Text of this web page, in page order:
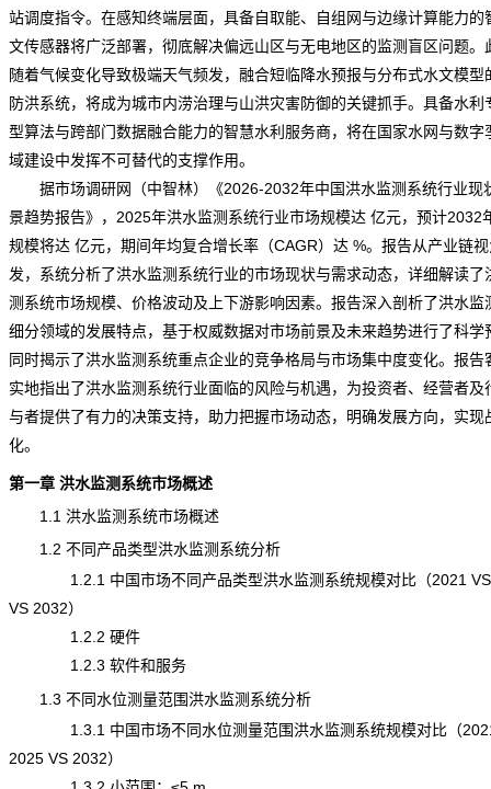
站调度指令。在感知终端层面，具备自取能、自组网与边缘计算能力的
文传感器将广泛部署，彻底解决偏远山区与无电地区的监测盲区问题。
随着气候变化导致极端天气频发，融合短临降水预报与分布式水文模型
防洪系统，将成为城市内涝治理与山洪灾害防御的关键抓手。具备水利
型算法与跨部门数据融合能力的智慧水利服务商，将在国家水网与数字
域建设中发挥不可替代的支撑作用。
据市场调研网（中智林）《2026-2032年中国洪水监测系统行业现
景趋势报告》，2025年洪水监测系统行业市场规模达 亿元，预计2032
规模将达 亿元，期间年均复合增长率（CAGR）达 %。报告从产业链
发，系统分析了洪水监测系统行业的市场现状与需求动态，详细解读了
测系统市场规模、价格波动及上下游影响因素。报告深入剖析了洪水监
细分领域的发展特点，基于权威数据对市场前景及未来趋势进行了科学
同时揭示了洪水监测系统重点企业的竞争格局与市场集中度变化。报告
实地指出了洪水监测系统行业面临的风险与机遇，为投资者、经营者及
与者提供了有力的决策支持，助力把握市场动态，明确发展方向，实现
化。
第一章 洪水监测系统市场概述
1.1 洪水监测系统市场概述
1.2 不同产品类型洪水监测系统分析
1.2.1 中国市场不同产品类型洪水监测系统规模对比（2021 VS
VS 2032）
1.2.2 硬件
1.2.3 软件和服务
1.3 不同水位测量范围洪水监测系统分析
1.3.1 中国市场不同水位测量范围洪水监测系统规模对比（
2025 VS 2032）